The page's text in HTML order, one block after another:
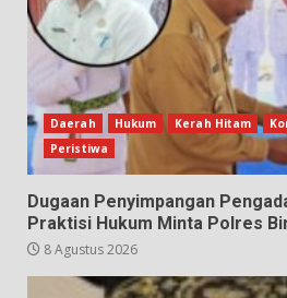
Daerah Hukum Kerah Hitam
Peristiwa
Dugaan Penyimpangan
Praktisi Hukum Minta Polres
8 Agustus 2026